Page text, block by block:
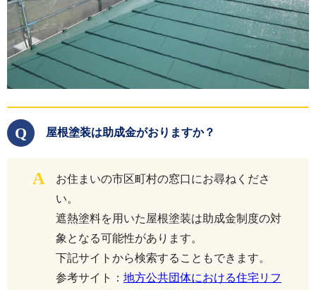
Q 屋根塗装は助成金がおりますか？
A
お住まいの市区町村の窓口にお尋ねくださ
い。
遮熱塗料を用いた屋根塗装は助成金制度の対
象となる可能性があります。
下記サイトから検索することもできます。
参考サイト： 地方公共団体における住宅リフ